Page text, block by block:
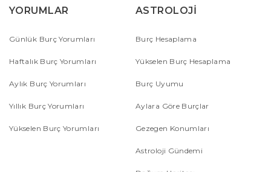
YORUMLAR
Günlük Burç Yorumları
Haftalık Burç Yorumları
Aylık Burç Yorumları
Yıllık Burç Yorumları
Yükselen Burç Yorumları
ASTROLOJİ
Burç Hesaplama
Yükselen Burç Hesaplama
Burç Uyumu
Aylara Göre Burçlar
Gezegen Konumları
Astroloji Gündemi